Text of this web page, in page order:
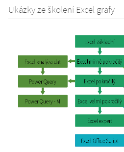
Ukázky ze školení Excel grafy